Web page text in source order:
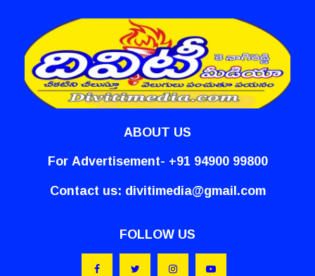
ABOUT US
For Advertisement- +91 94900 99800
Contact us: divitimedia@gmail.com
FOLLOW US